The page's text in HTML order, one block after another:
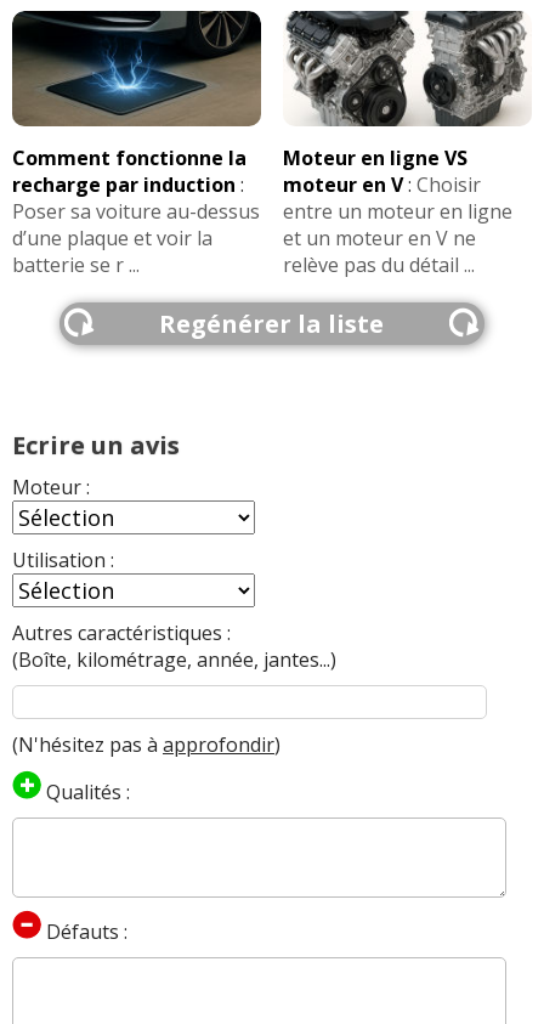
Comment fonctionne la
recharge par induction :
Poser sa voiture au-dessus
d’une plaque et voir la
batterie se r ...
Moteur en ligne VS
moteur en V: Choisir
entre un moteur en ligne
et un moteur en V ne
relève pas du détail ...
Regénérer la liste
Ecrire un avis
Moteur :
Utilisation :
Autres caractéristiques :
(Boîte, kilométrage, année, jantes...)
(N'hésitez pas à approfondir)
Qualités :
Défauts :